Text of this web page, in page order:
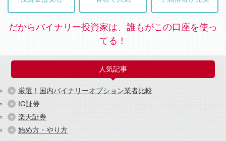
だからバイナリー投資家は、誰もがこの口座を使っ
てる！
人気記事
厳選！国内バイナリーオプション業者比較
IG証券
楽天証券
始め方・やり方